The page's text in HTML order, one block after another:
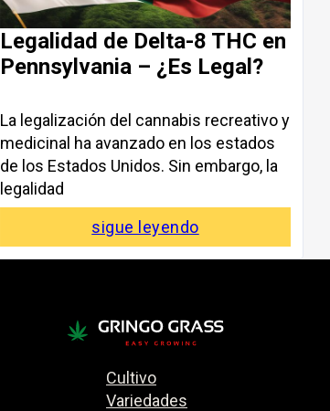
Legalidad de Delta-8 THC en
Pennsylvania – ¿Es Legal?
La legalización del cannabis recreativo y
medicinal ha avanzado en los estados
de los Estados Unidos. Sin embargo, la
legalidad
sigue leyendo
Cultivo
Variedades